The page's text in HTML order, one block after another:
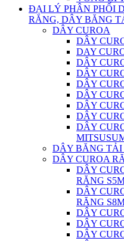
ĐẠI LÝ PHÂN PHỐI
RĂNG, DÂY BĂNG
DÂY CUROA
DÂY
DAY
DÂY
DÂY
DÂY
DÂY
DÂY
DÂY
DÂY
DÂY BĂNG TẢI
DÂY CUROA
DÂY
RĂNG
DÂY
RĂNG
DÂY
DÂY
DÂY